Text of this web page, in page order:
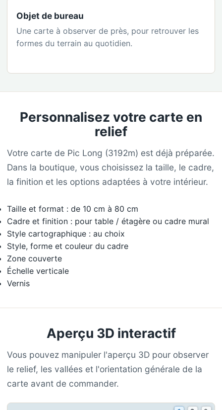
Objet de bureau
Une carte à observer de près, pour retrouver les
formes du terrain au quotidien.
Personnalisez votre carte en
relief
Votre carte de Pic Long (3192m) est déjà préparée.
Dans la boutique, vous choisissez la taille, le cadre,
la finition et les options adaptées à votre intérieur.
Taille et format : de 10 cm à 80 cm
Cadre et finition : pour table / étagère ou cadre mural
Style cartographique : au choix
Style, forme et couleur du cadre
Zone couverte
Échelle verticale
Vernis
Aperçu 3D interactif
Vous pouvez manipuler l'aperçu 3D pour observer
le relief, les vallées et l'orientation générale de la
carte avant de commander.